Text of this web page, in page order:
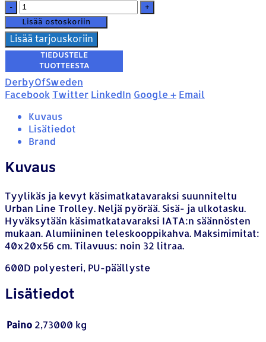
-
+
Lisää ostoskoriin
Lisää tarjouskoriin
DerbyOfSweden
Facebook Twitter LinkedIn Google + Email
Kuvaus
Lisätiedot
Brand
Kuvaus
Tyylikäs ja kevyt käsimatkatavaraksi suunniteltu
Urban Line Trolley. Neljä pyörää. Sisä- ja ulkotasku.
Hyväksytään käsimatkatavaraksi IATA:n säännösten
mukaan. Alumiininen teleskooppikahva. Maksimimitat:
40x20x56 cm. Tilavuus: noin 32 litraa.
600D polyesteri, PU-päällyste
Lisätiedot
Paino 2,73000 kg